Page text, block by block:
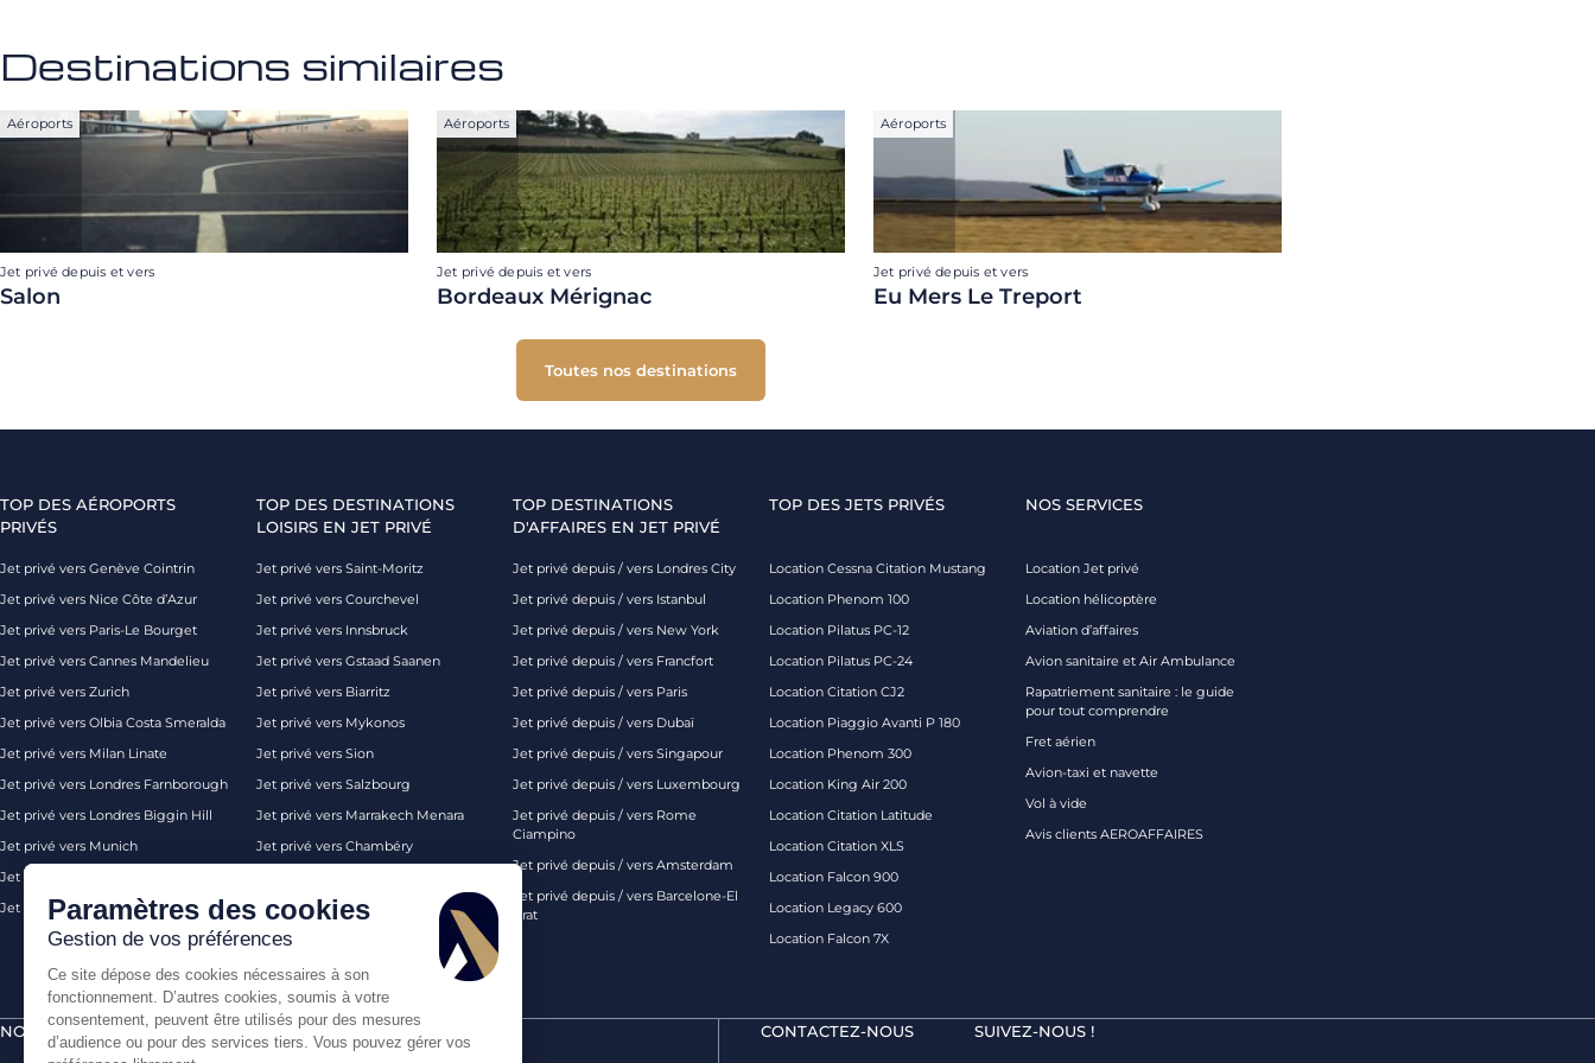
Destinations similaires
Aéroports
Jet privé depuis et vers
Salon
Aéroports
Jet privé depuis et vers
Bordeaux Mérignac
Aéroports
Jet privé depuis et vers
Eu Mers Le Treport
Toutes nos destinations
TOP DES AÉROPORTS
PRIVÉS
Jet privé vers Genève Cointrin
Jet privé vers Nice Côte d’Azur
Jet privé vers Paris-Le Bourget
Jet privé vers Cannes Mandelieu
Jet privé vers Zurich
Jet privé vers Olbia Costa Smeralda
Jet privé vers Milan Linate
Jet privé vers Londres Farnborough
Jet privé vers Londres Biggin Hill
Jet privé vers Munich
Jet privé vers Monaco
Jet privé vers Palma de Majorque
TOP DES DESTINATIONS
LOISIRS EN JET PRIVÉ
Jet privé vers Saint-Moritz
Jet privé vers Courchevel
Jet privé vers Innsbruck
Jet privé vers Gstaad Saanen
Jet privé vers Biarritz
Jet privé vers Mykonos
Jet privé vers Sion
Jet privé vers Salzbourg
Jet privé vers Marrakech Menara
Jet privé vers Chambéry
Jet privé vers Londres
TOP DESTINATIONS
D'AFFAIRES EN JET PRIVÉ
Jet privé depuis / vers Londres City
Jet privé depuis / vers Istanbul
Jet privé depuis / vers New York
Jet privé depuis / vers Francfort
Jet privé depuis / vers Paris
Jet privé depuis / vers Dubaï
Jet privé depuis / vers Singapour
Jet privé depuis / vers Luxembourg
Jet privé depuis / vers Rome
Ciampino
Jet privé depuis / vers Amsterdam
Jet privé depuis / vers Barcelone-El
Prat
TOP DES JETS PRIVÉS
Location Cessna Citation Mustang
Location Phenom 100
Location Pilatus PC-12
Location Pilatus PC-24
Location Citation CJ2
Location Piaggio Avanti P 180
Location Phenom 300
Location King Air 200
Location Citation Latitude
Location Citation XLS
Location Falcon 900
Location Legacy 600
Location Falcon 7X
NOS SERVICES
Location Jet privé
Location hélicoptère
Aviation d’affaires
Avion sanitaire et Air Ambulance
Rapatriement sanitaire : le guide
pour tout comprendre
Fret aérien
Avion-taxi et navette
Vol à vide
Avis clients AEROAFFAIRES
NOS CERTIFICATIONS PAIEMENTS SÉCURISÉS PAR CONTACTEZ-NOUS SUIVEZ-NOUS !
Paramètres des cookies
Gestion de vos préférences
Ce site dépose des cookies nécessaires à son
fonctionnement. D’autres cookies, soumis à votre
consentement, peuvent être utilisés pour des mesures
d’audience ou pour des services tiers. Vous pouvez gérer vos